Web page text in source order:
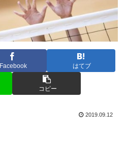
Facebook はてブ
コピー
2019.09.12